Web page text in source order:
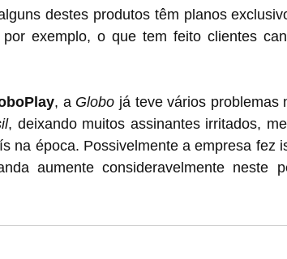
destes produtos têm planos
exemplo, o que tem feito clientes
, a Globo já teve vários problemas
, deixando muitos assinantes irritados,
na época. Possivelmente a empresa fez
aumente consideravelmente neste